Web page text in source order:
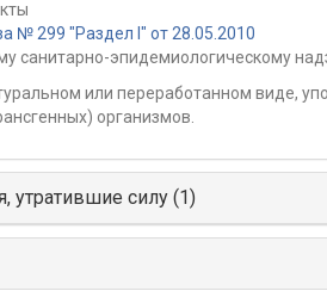
№ 299 "Раздел I" от 28.05.2010
санитарно-эпидемиологическому
или переработанном виде,
организмов.
утратившие силу (1)